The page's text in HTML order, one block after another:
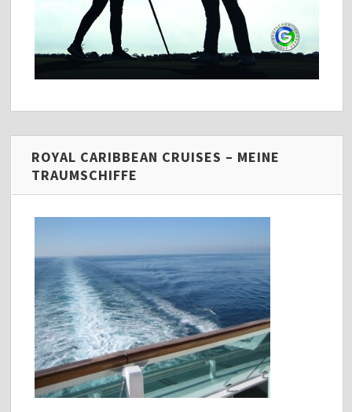
ROYAL CARIBBEAN CRUISES – MEINE
TRAUMSCHIFFE